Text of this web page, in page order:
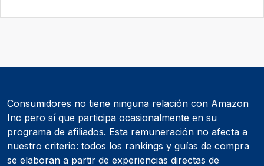
Consumidores no tiene ninguna relación con Amazon
Inc pero sí que participa ocasionalmente en su
programa de afiliados. Esta remuneración no afecta a
nuestro criterio: todos los rankings y guías de compra
se elaboran a partir de experiencias directas de